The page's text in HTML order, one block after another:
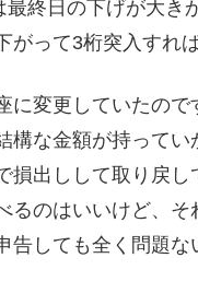
終日の下げが大き
がって3桁突入すれ
に変更していたの
構な金額が持ってい
損出しして取り戻し
るのはいいけど、
告しても全く問題